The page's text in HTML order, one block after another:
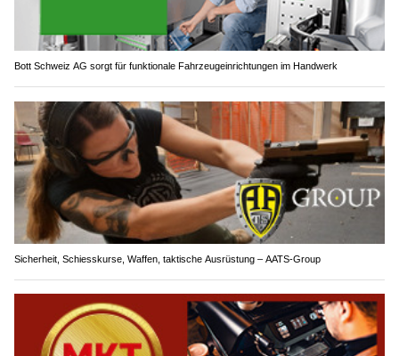
Bott Schweiz AG sorgt für funktionale Fahrzeugeinrichtungen im Handwerk
Sicherheit, Schiesskurse, Waffen, taktische Ausrüstung – AATS-Group